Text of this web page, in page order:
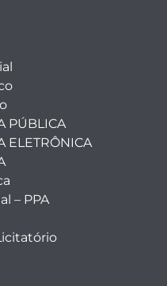
PÚBLICA
ELETRÔNICA
– PPA